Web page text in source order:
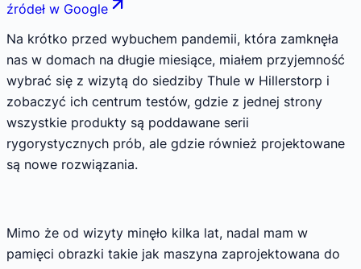
źródeł w Google
Na krótko przed wybuchem pandemii, która zamknęła
nas w domach na długie miesiące, miałem przyjemność
wybrać się z wizytą do siedziby Thule w Hillerstorp i
zobaczyć ich centrum testów, gdzie z jednej strony
wszystkie produkty są poddawane serii
rygorystycznych prób, ale gdzie również projektowane
są nowe rozwiązania.
Mimo że od wizyty minęło kilka lat, nadal mam w
pamięci obrazki takie jak maszyna zaprojektowana do